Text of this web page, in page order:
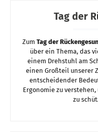
Tag der
Zum Tag der
über ein Thema, das
einem Drehstuhl am
einen Großteil unserer
entscheidender
Ergonomie zu
zu